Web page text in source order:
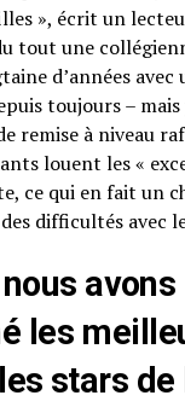
», écrit un
tout une
d’années avec
toujours –
remise à niveau
louent les «
ce qui en fait un
difficultés avec
avons
les
stars de